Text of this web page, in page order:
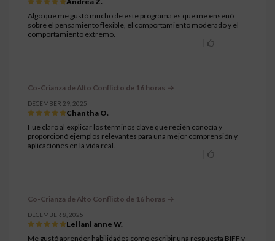
Algo que me gustó mucho de este programa es que me enseñó
sobre el pensamiento flexible, el comportamiento moderado y el
comportamiento extremo.
Co-Crianza de Alto Conflicto de 16 horas
DECEMBER 29, 2025
Chantha O.
Fue claro al explicar los términos clave que recién conocía y
proporcionó ejemplos relevantes para una mejor comprensión y
aplicaciones en la vida real.
Co-Crianza de Alto Conflicto de 16 horas
DECEMBER 8, 2025
Leilani anne W.
Me gustó aprender habilidades como escribir una respuesta BIFF y